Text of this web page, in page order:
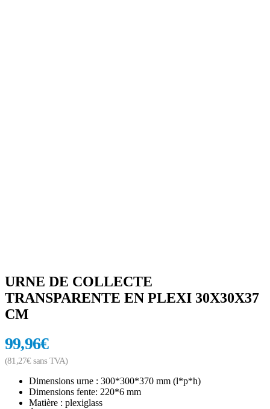
URNE DE COLLECTE
TRANSPARENTE EN PLEXI 30X30X37
CM
99,96€
(81,27€sans TVA)
Dimensions urne : 300*300*370 mm (l*p*h)
Dimensions fente: 220*6 mm
Matière : plexiglass